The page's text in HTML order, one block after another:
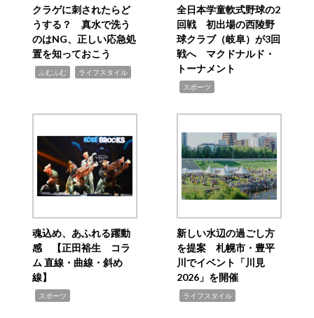
クラゲに刺されたらど
うする？ 真水で洗う
のはNG、正しい応急処
置を知っておこう
ふむふむ ライフスタイル
全日本学童軟式野球の2
回戦 初出場の西陵野
球クラブ（岐阜）が3回
戦へ マクドナルド・
トーナメント
スポーツ
魂込め、あふれる躍動
感 【正田裕生 コラ
ム 直線・曲線・斜め
線】
スポーツ
新しい水辺の過ごし方
を提案 札幌市・豊平
川でイベント「川見
2026」を開催
ライフスタイル